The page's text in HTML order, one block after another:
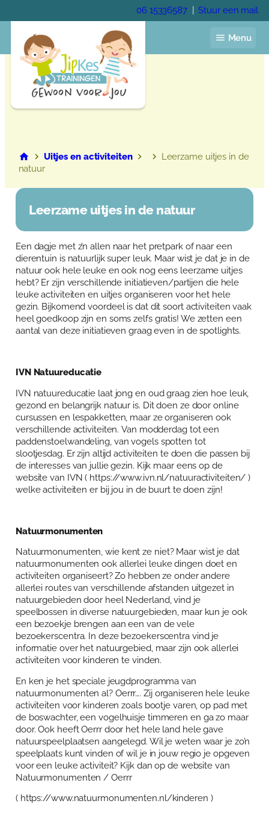
naar
inhoud
06 15336587|Stuur een mail
Menu
Voor de kinderopvang
Veelgestelde vragen
Voor het onderwijs
Over Anja Lutz
Over Anja Lutz
Blog en Downloads
Aanbod
Themaboeken
Gespreks- en reflectiesets
Mijn account
Contact
Contact
Uitjes en activiteiten
Leerzame uitjes in de
natuur
Leerzame uitjes in de natuur
Een dagje met z’n allen naar het pretpark of naar een
dierentuin is natuurlijk super leuk. Maar wist je dat je in de
natuur ook hele leuke en ook nog eens leerzame uitjes
hebt? Er zijn verschillende initiatieven/partijen die hele
leuke activiteiten en uitjes organiseren voor het hele
gezin. Bijkomend voordeel is dat dit soort activiteiten vaak
heel goedkoop zijn en soms zelfs gratis! We zetten een
aantal van deze initiatieven graag even in de spotlights.
IVN Natuureducatie
IVN natuureducatie laat jong en oud graag zien hoe leuk,
gezond en belangrijk natuur is. Dit doen ze door online
cursussen en lespakketten, maar ze organiseren ook
verschillende activiteiten. Van modderdag tot een
paddenstoelwandeling, van vogels spotten tot
slootjesdag. Er zijn altijd activiteiten te doen die passen bij
de interesses van jullie gezin. Kijk maar eens op de
website van IVN ( https://www.ivn.nl/natuuractiviteiten/ )
welke activiteiten er bij jou in de buurt te doen zijn!
Natuurmonumenten
Natuurmonumenten, wie kent ze niet? Maar wist je dat
natuurmonumenten ook allerlei leuke dingen doet en
activiteiten organiseert? Zo hebben ze onder andere
allerlei routes van verschillende afstanden uitgezet in
natuurgebieden door heel Nederland, vind je
speelbossen in diverse natuurgebieden, maar kun je ook
een bezoekje brengen aan een van de vele
bezoekerscentra. In deze bezoekerscentra vind je
informatie over het natuurgebied, maar zijn ook allerlei
activiteiten voor kinderen te vinden.
En ken je het speciale jeugdprogramma van
natuurmonumenten al? Oerrr…. Zij organiseren hele leuke
activiteiten voor kinderen zoals bootje varen, op pad met
de boswachter, een vogelhuisje timmeren en ga zo maar
door. Ook heeft Oerrr door het hele land hele gave
natuurspeelplaatsen aangelegd. Wil je weten waar je zo’n
speelplaats kunt vinden of wil je in jouw regio je opgeven
voor een leuke activiteit? Kijk dan op de website van
Natuurmonumenten / Oerrr
( https://www.natuurmonumenten.nl/kinderen )